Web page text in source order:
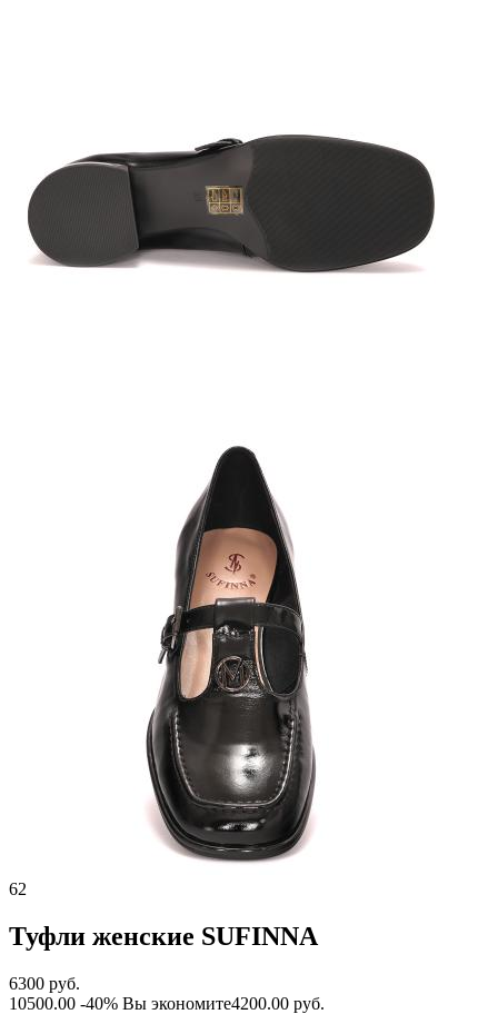
62
Туфли женские SUFINNA
6300 руб.
10500.00 -40% Вы экономите4200.00 руб.